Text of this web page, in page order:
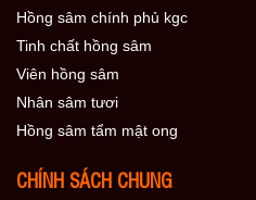
Hồng sâm chính phủ kgc
Tinh chất hồng sâm
Viên hồng sâm
Nhân sâm tươi
Hồng sâm tẩm mật ong
CHÍNH SÁCH CHUNG